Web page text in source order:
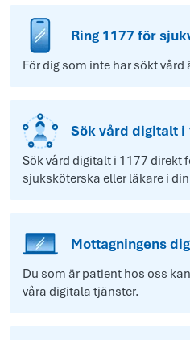
Ring 1177 för
För dig som inte har sökt vård
Sök vård digitalt i
Sök vård digitalt i 1177 direkt
sjuksköterska eller läkare i
Mottagningens
Du som är patient hos oss
våra digitala tjänster.